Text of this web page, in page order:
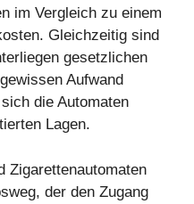
im Vergleich zu einem
Gleichzeitig sind
gesetzlichen
Aufwand
die Automaten
Lagen.
Zigarettenautomaten
der den Zugang